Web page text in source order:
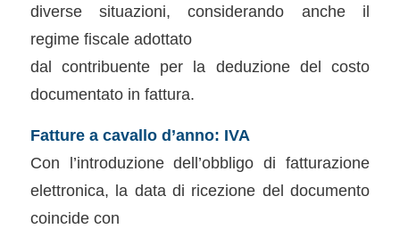
diverse situazioni, considerando anche il
regime fiscale adottato
dal contribuente per la deduzione del costo
documentato in fattura.
Fatture a cavallo d’anno: IVA
Con l’introduzione dell’obbligo di fatturazione
elettronica, la data di ricezione del documento
coincide con